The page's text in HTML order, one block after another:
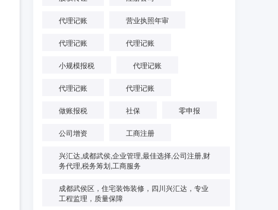
代理记账 营业执照年审
代理记账 代理记账
小规模报税 代理记账
代理记账 代理记账
做账报税 社保 零申报
公司增资 工商注册
兴汇达,成都武侯,企业管理,最佳选择,公司注册,财
务代理,税务筹划,工商服务
成都武侯区，住宅装饰装修，四川兴汇达，专业
工程监理，质量保障